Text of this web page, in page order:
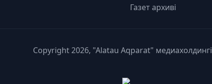
Газет архиві
Copyright 2026, "Alatau Aqparat" медиахолдингі